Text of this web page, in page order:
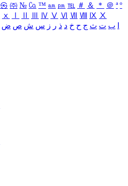
㉿ ㈜ № ㏇ ™ ㏂ ㏘ ℡ ＃ ＆ ＊ ＠ ª º
ⅹ Ⅳ Ⅴ Ⅵ Ⅶ Ⅷ Ⅸ Ⅹ
ب ت ث ج ح خ د ذ ر ز س ش ص ض